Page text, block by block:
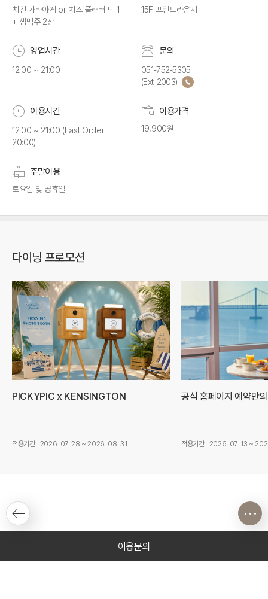
치킨 가라아게 or 치즈 플래터 택 1
+ 생맥주 2잔
15F 프런트라운지
영업시간
12:00 ~ 21:00
문의
051-752-5305
(Ext. 2003)
이용시간
12:00 ~ 21:00 (Last Order
20:00)
이용가격
19,900원
주말이용
토요일 및 공휴일
다이닝 프로모션
PICKYPIC x KENSINGTON
적용기간 2026. 07. 28 ~ 2026. 08. 31
공식 홈페이지 예약만
적용기간 2026. 07. 13 ~
이용문의